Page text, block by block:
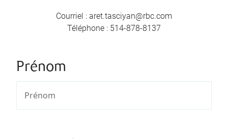
Courriel : aret.tasciyan@rbc.com
Téléphone : 514-878-8137
Prénom